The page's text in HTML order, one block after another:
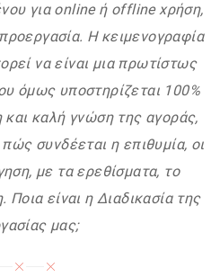
για online ή offline χρήση,
Η κειμενογραφία
να είναι μια πρωτίστως
όμως υποστηρίζεται 100%
και καλή γνώση της αγοράς,
συνδέεται η επιθυμία, οι
με τα ερεθίσματα, το
είναι η Διαδικασία της
μας;